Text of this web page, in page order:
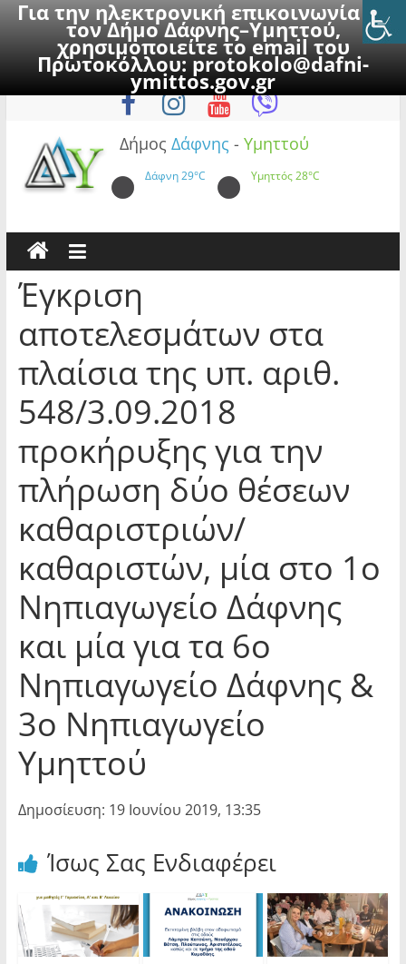
Για την ηλεκτρονική επικοινωνία με
τον Δήμο Δάφνης–Υμηττού,
χρησιμοποιείτε το email του
Πρωτοκόλλου:protokolo@dafni-
ymittos.gov.gr
to
Δευτέρα, 10 Αυγούστου 2026
Δήμος Δάφνης - Υμηττού
Δάφνη29°C Υμηττός28°C
Έγκριση
αποτελεσμάτων στα
πλαίσια της υπ. αριθ.
548/3.09.2018
προκήρυξης για την
πλήρωση δύο θέσεων
καθαριστριών/
καθαριστών, μία στο 1ο
Νηπιαγωγείο Δάφνης
και μία για τα 6ο
Νηπιαγωγείο Δάφνης &
3ο Νηπιαγωγείο
Υμηττού
Δημοσίευση: 19 Ιουνίου 2019, 13:35
Ίσως Σας Ενδιαφέρει